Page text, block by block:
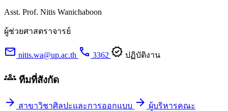
Asst. Prof. Nitis Wanichaboon
ผู้ช่วยศาสตราจารย์
mail nitis.wa@up.ac.th call 3362 verified ปฏิบัติงาน
groups ทีมที่สังกัด
arrow_forward สาขาวิชาศิลปะและการออกแบบ arrow_forward ผู้บริหารคณะ